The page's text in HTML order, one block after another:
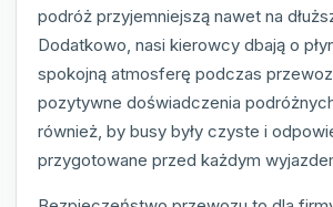
podróż przyjemniejszą nawet na
Dodatkowo, nasi kierowcy dbają o
spokojną atmosferę podczas
pozytywne doświadczenia
również, by busy były czyste i
przygotowane przed każdym